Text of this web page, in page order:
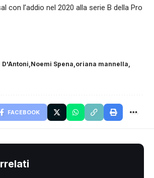
con l’addio nel 2020 alla serie B della Pro
Noemi Spena oriana mannella
FACEBOOK